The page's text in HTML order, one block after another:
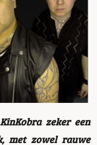
zeker een
met zowel rauwe